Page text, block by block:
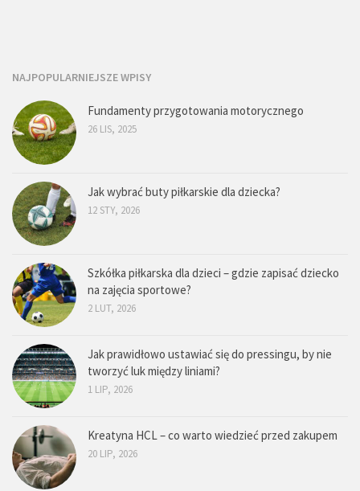
NAJPOPULARNIEJSZE WPISY
Fundamenty przygotowania motorycznego
26 LIS, 2025
Jak wybrać buty piłkarskie dla dziecka?
12 STY, 2026
Szkółka piłkarska dla dzieci – gdzie zapisać dziecko
na zajęcia sportowe?
2 LUT, 2026
Jak prawidłowo ustawiać się do pressingu, by nie
tworzyć luk między liniami?
1 LIP, 2026
Kreatyna HCL – co warto wiedzieć przed zakupem
20 LIP, 2026